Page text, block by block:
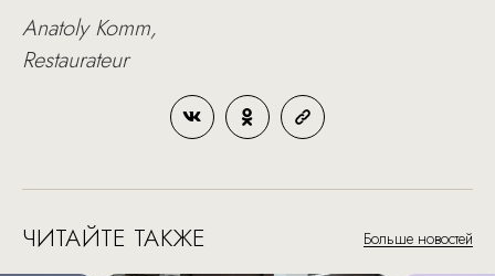
Anatoly Komm,
Restaurateur
ЧИТАЙТЕ ТАКЖЕ Больше новостей